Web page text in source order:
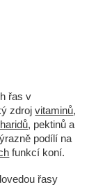
řas v
zdrojvitaminů,
, pektinů a
podílí na
funkcí koní.
řasy